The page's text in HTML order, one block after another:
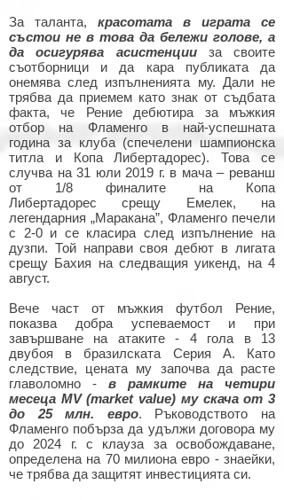
За таланта, красотата в играта се
състои не в това да бележи голове, а
да осигурява асистенцииза своите
съотборници и да кара публиката да
онемява след изпълненията му. Дали не
трябва да приемем като знак от съдбата
факта, че Рение дебютира за мъжкия
отбор на Фламенго в най-успешната
година за клуба (спечелени шампионска
титла и Копа Либертадорес). Това се
случва на 31 юли 2019 г. в мача – реванш
от 1/8 финалите на Копа
Либертадорес срещу Емелек, на
легендарния „Маракана”, Фламенго печели
с 2-0 и се класира след изпълнение на
дузпи. Той направи своя дебют в лигата
срещу Бахия на следващия уикенд, на 4
август.
Вече част от мъжкия футбол Рение,
показва добра успеваемост и при
завършване на атаките - 4 гола в 13
двубоя в бразилската Серия А. Като
следствие, цената му започва да расте
главоломно - в рамките на четири
месеца MV (market value) му скача от 3
до 25 млн. евро. Ръководството на
Фламенго побърза да удължи договора му
до 2024 г. с клауза за освобождаване,
определена на 70 милиона евро - знаейки,
че трябва да защитят инвестицията си.